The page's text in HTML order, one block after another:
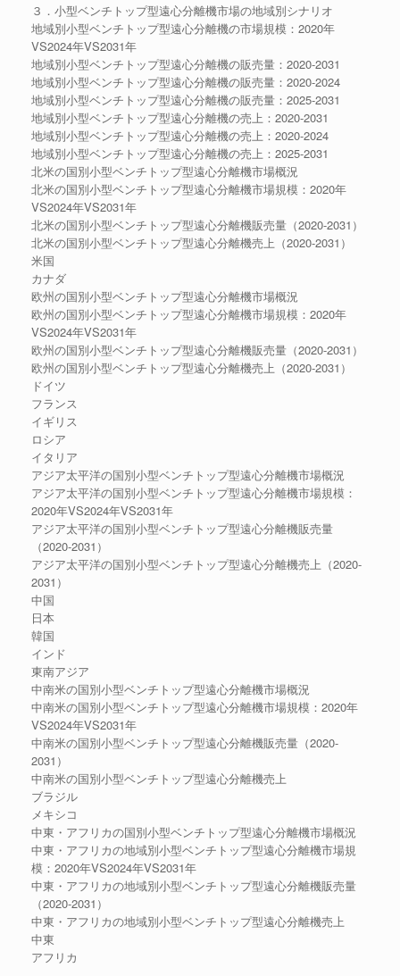
３．小型ベンチトップ型遠心分離機市場の地域別シナリオ
地域別小型ベンチトップ型遠心分離機の市場規模：2020年
VS2024年VS2031年
地域別小型ベンチトップ型遠心分離機の販売量：2020-2031
地域別小型ベンチトップ型遠心分離機の販売量：2020-2024
地域別小型ベンチトップ型遠心分離機の販売量：2025-2031
地域別小型ベンチトップ型遠心分離機の売上：2020-2031
地域別小型ベンチトップ型遠心分離機の売上：2020-2024
地域別小型ベンチトップ型遠心分離機の売上：2025-2031
北米の国別小型ベンチトップ型遠心分離機市場概況
北米の国別小型ベンチトップ型遠心分離機市場規模：2020年
VS2024年VS2031年
北米の国別小型ベンチトップ型遠心分離機販売量（2020-2031）
北米の国別小型ベンチトップ型遠心分離機売上（2020-2031）
米国
カナダ
欧州の国別小型ベンチトップ型遠心分離機市場概況
欧州の国別小型ベンチトップ型遠心分離機市場規模：2020年
VS2024年VS2031年
欧州の国別小型ベンチトップ型遠心分離機販売量（2020-2031）
欧州の国別小型ベンチトップ型遠心分離機売上（2020-2031）
ドイツ
フランス
イギリス
ロシア
イタリア
アジア太平洋の国別小型ベンチトップ型遠心分離機市場概況
アジア太平洋の国別小型ベンチトップ型遠心分離機市場規模：
2020年VS2024年VS2031年
アジア太平洋の国別小型ベンチトップ型遠心分離機販売量
（2020-2031）
アジア太平洋の国別小型ベンチトップ型遠心分離機売上（2020-
2031）
中国
日本
韓国
インド
東南アジア
中南米の国別小型ベンチトップ型遠心分離機市場概況
中南米の国別小型ベンチトップ型遠心分離機市場規模：2020年
VS2024年VS2031年
中南米の国別小型ベンチトップ型遠心分離機販売量（2020-
2031）
中南米の国別小型ベンチトップ型遠心分離機売上
ブラジル
メキシコ
中東・アフリカの国別小型ベンチトップ型遠心分離機市場概況
中東・アフリカの地域別小型ベンチトップ型遠心分離機市場規
模：2020年VS2024年VS2031年
中東・アフリカの地域別小型ベンチトップ型遠心分離機販売量
（2020-2031）
中東・アフリカの地域別小型ベンチトップ型遠心分離機売上
中東
アフリカ